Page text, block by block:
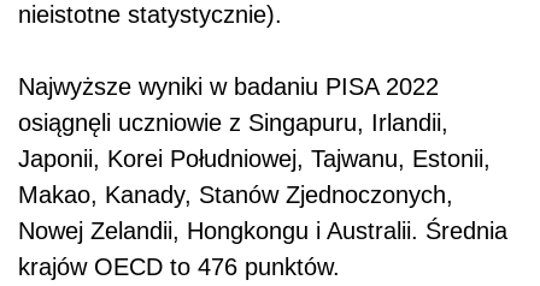
nieistotne statystycznie).
Najwyższe wyniki w badaniu PISA 2022
osiągnęli uczniowie z Singapuru, Irlandii,
Japonii, Korei Południowej, Tajwanu, Estonii,
Makao, Kanady, Stanów Zjednoczonych,
Nowej Zelandii, Hongkongu i Australii. Średnia
krajów OECD to 476 punktów.